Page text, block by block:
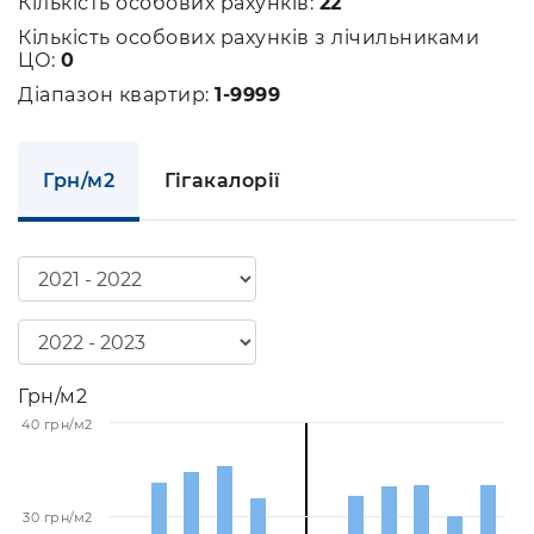
Кількість особових рахунків з лічильниками
ЦО: 0
Діапазон квартир: 1-9999
Грн/м2 Гігакалорії
Грн/м2
30 грн/м2
40 грн/м2